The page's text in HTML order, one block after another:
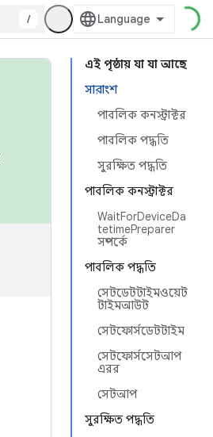
/
এই পৃষ্ঠায় যা যা আছে
সারাংশ
পাবলিক কনস্ট্রাক্টর
পাবলিক পদ্ধতি
সুরক্ষিত পদ্ধতি
পাবলিক কনস্ট্রাক্টর
WaitForDeviceDa
tetimePreparer
সম্পর্কে
পাবলিক পদ্ধতি
সেটডেটটাইমওয়েট
টাইমআউট
সেটফোর্সডেটটাইম
সেটফোর্সসেটআপ
এরর
সেটআপ
সুরক্ষিত পদ্ধতি